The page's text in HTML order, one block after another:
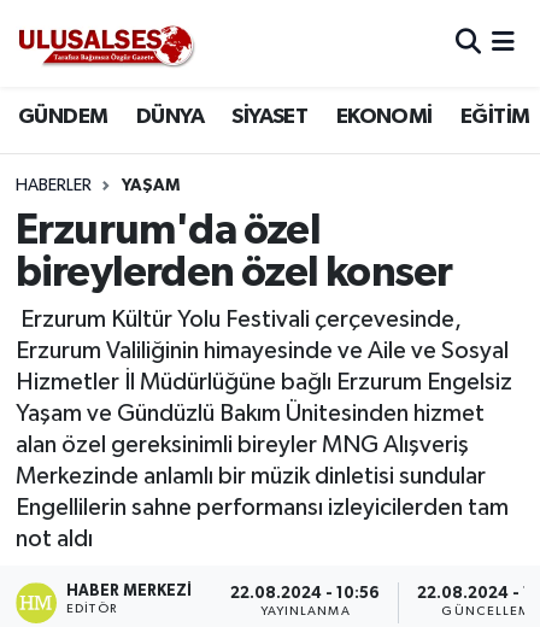
GÜNDEM DÜNYA SİYASET EKONOMİ EĞİTİM
HABERLER YAŞAM
Erzurum'da özel
bireylerden özel konser
Erzurum Kültür Yolu Festivali çerçevesinde,
Erzurum Valiliğinin himayesinde ve Aile ve Sosyal
Hizmetler İl Müdürlüğüne bağlı Erzurum Engelsiz
Yaşam ve Gündüzlü Bakım Ünitesinden hizmet
alan özel gereksinimli bireyler MNG Alışveriş
Merkezinde anlamlı bir müzik dinletisi sundular
Engellilerin sahne performansı izleyicilerden tam
not aldı
HABER MERKEZI
EDITÖR
22.08.2024 - 10:56
YAYINLANMA
22.08.2024 -
GÜNCELLEME
DÜNYA
EKONOMİ
EĞİTİM
MAGAZİN
SPOR
Trafik Durumu
Süper Lig Puan Durumu ve Fikstür
Tüm Manşetler
Son Dakika Haberleri